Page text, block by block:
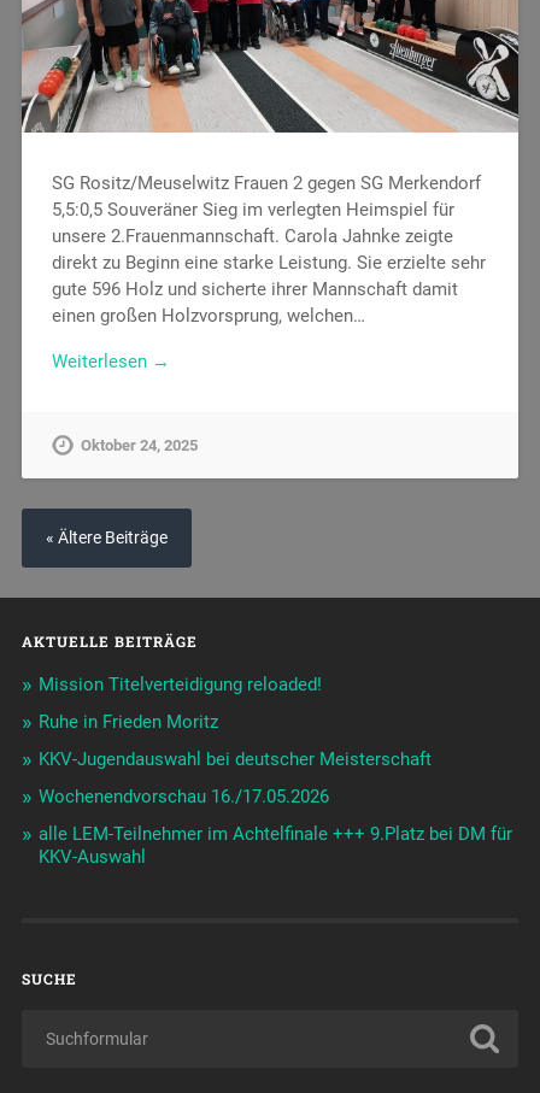
SG Rositz/Meuselwitz Frauen 2 gegen SG Merkendorf
5,5:0,5 Souveräner Sieg im verlegten Heimspiel für
unsere 2.Frauenmannschaft. Carola Jahnke zeigte
direkt zu Beginn eine starke Leistung. Sie erzielte sehr
gute 596 Holz und sicherte ihrer Mannschaft damit
einen großen Holzvorsprung, welchen…
Weiterlesen →
Oktober 24, 2025
« Ältere Beiträge
AKTUELLE BEITRÄGE
Mission Titelverteidigung reloaded!
Ruhe in Frieden Moritz
KKV-Jugendauswahl bei deutscher Meisterschaft
Wochenendvorschau 16./17.05.2026
alle LEM-Teilnehmer im Achtelfinale +++ 9.Platz bei DM für
KKV-Auswahl
SUCHE